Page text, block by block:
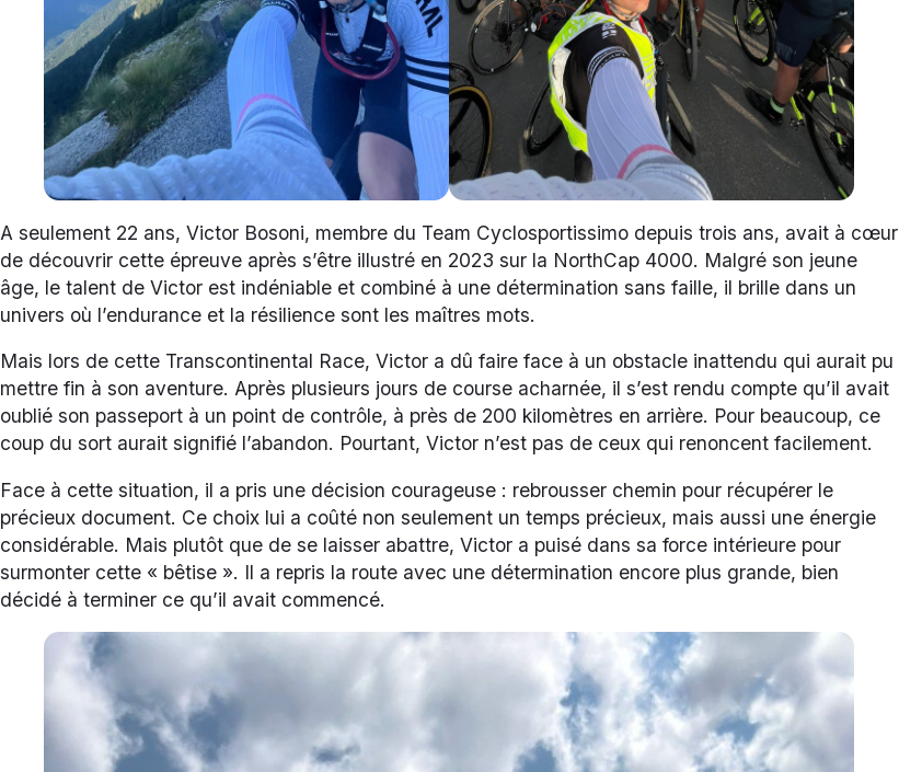
A seulement 22 ans, Victor Bosoni, membre du Team Cyclosportissimo depuis trois ans, avait à cœur
de découvrir cette épreuve après s’être illustré en 2023 sur la NorthCap 4000. Malgré son jeune
âge, le talent de Victor est indéniable et combiné à une détermination sans faille, il brille dans un
univers où l’endurance et la résilience sont les maîtres mots.
Mais lors de cette Transcontinental Race, Victor a dû faire face à un obstacle inattendu qui aurait pu
mettre fin à son aventure. Après plusieurs jours de course acharnée, il s’est rendu compte qu’il avait
oublié son passeport à un point de contrôle, à près de 200 kilomètres en arrière. Pour beaucoup, ce
coup du sort aurait signifié l’abandon. Pourtant, Victor n’est pas de ceux qui renoncent facilement.
Face à cette situation, il a pris une décision courageuse : rebrousser chemin pour récupérer le
précieux document. Ce choix lui a coûté non seulement un temps précieux, mais aussi une énergie
considérable. Mais plutôt que de se laisser abattre, Victor a puisé dans sa force intérieure pour
surmonter cette « bêtise ». Il a repris la route avec une détermination encore plus grande, bien
décidé à terminer ce qu’il avait commencé.